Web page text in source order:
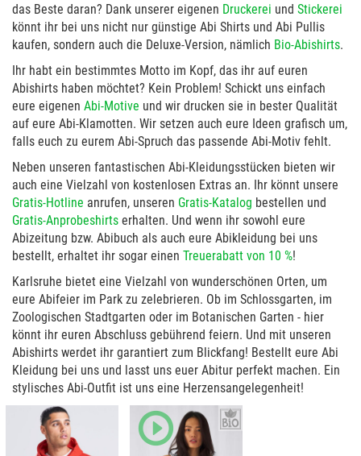
das Beste daran? Dank unserer eigenen Druckerei und Stickerei
könnt ihr bei uns nicht nur günstige Abi Shirts und Abi Pullis
kaufen, sondern auch die Deluxe-Version, nämlich Bio-Abishirts.
Ihr habt ein bestimmtes Motto im Kopf, das ihr auf euren
Abishirts haben möchtet? Kein Problem! Schickt uns einfach
eure eigenen Abi-Motive und wir drucken sie in bester Qualität
auf eure Abi-Klamotten. Wir setzen auch eure Ideen grafisch um,
falls euch zu eurem Abi-Spruch das passende Abi-Motiv fehlt.
Neben unseren fantastischen Abi-Kleidungsstücken bieten wir
auch eine Vielzahl von kostenlosen Extras an. Ihr könnt unsere
Gratis-Hotline anrufen, unseren Gratis-Katalog bestellen und
Gratis-Anprobeshirts erhalten. Und wenn ihr sowohl eure
Abizeitung bzw. Abibuch als auch eure Abikleidung bei uns
bestellt, erhaltet ihr sogar einen Treuerabatt von 10 %!
Karlsruhe bietet eine Vielzahl von wunderschönen Orten, um
eure Abifeier im Park zu zelebrieren. Ob im Schlossgarten, im
Zoologischen Stadtgarten oder im Botanischen Garten - hier
könnt ihr euren Abschluss gebührend feiern. Und mit unseren
Abishirts werdet ihr garantiert zum Blickfang! Bestellt eure Abi
Kleidung bei uns und lasst uns euer Abitur perfekt machen. Ein
stylisches Abi-Outfit ist uns eine Herzensangelegenheit!